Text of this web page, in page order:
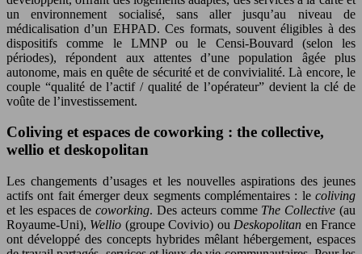
un environnement socialisé, sans aller jusqu’au niveau de
médicalisation d’un EHPAD. Ces formats, souvent éligibles à des
dispositifs comme le LMNP ou le Censi-Bouvard (selon les
périodes), répondent aux attentes d’une population âgée plus
autonome, mais en quête de sécurité et de convivialité. Là encore, le
couple “qualité de l’actif / qualité de l’opérateur” devient la clé de
voûte de l’investissement.
Coliving et espaces de coworking : the collective,
wellio et deskopolitan
Les changements d’usages et les nouvelles aspirations des jeunes
actifs ont fait émerger deux segments complémentaires : le coliving
et les espaces decoworking. Des acteurs comme The Collective (au
Royaume‑Uni), Wellio (groupe Covivio) ou Deskopolitan en France
ont développé des concepts hybrides mêlant hébergement, espaces